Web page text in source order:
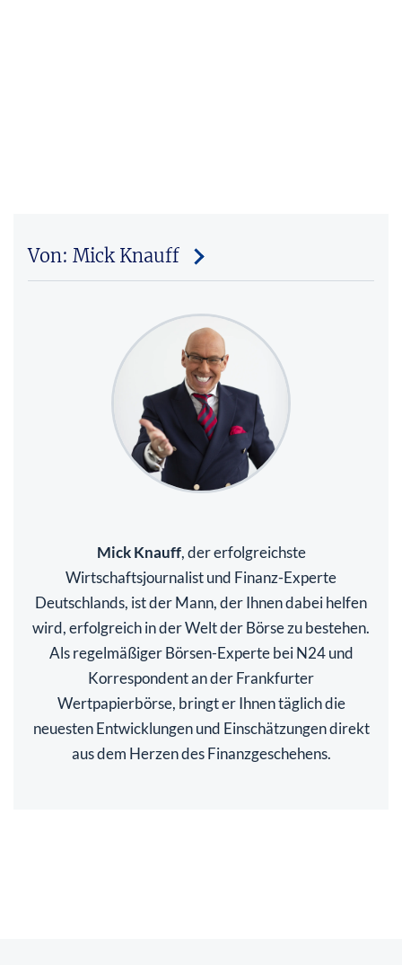
Von: Mick Knauff
Mick Knauff, der erfolgreichste
Wirtschaftsjournalist und Finanz-Experte
Deutschlands, ist der Mann, der Ihnen dabei helfen
wird, erfolgreich in der Welt der Börse zu bestehen.
Als regelmäßiger Börsen-Experte bei N24 und
Korrespondent an der Frankfurter
Wertpapierbörse, bringt er Ihnen täglich die
neuesten Entwicklungen und Einschätzungen direkt
aus dem Herzen des Finanzgeschehens.